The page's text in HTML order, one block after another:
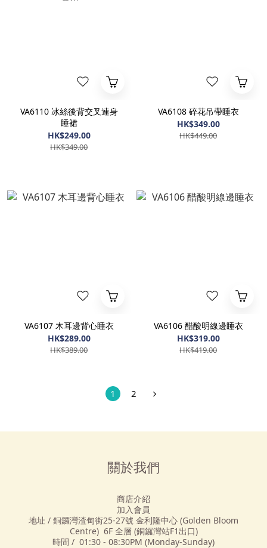
VA6110 冰絲後背交叉連身
睡裙
HK$249.00
HK$349.00
VA6108 碎花吊帶睡衣
HK$349.00
HK$449.00
VA6107 木耳邊背心睡衣
HK$289.00
HK$389.00
VA6106 醋酸明線邊睡衣
HK$319.00
HK$419.00
1 2
關於我們
商店介紹
加入會員
地址 / 銅鑼灣渣甸街25-27號 金利隆中心 (Golden Bloom
Centre) 6F 全層 (銅鑼灣站F1出口)
時間 / 01:30 - 08:30PM (Monday-Sunday)